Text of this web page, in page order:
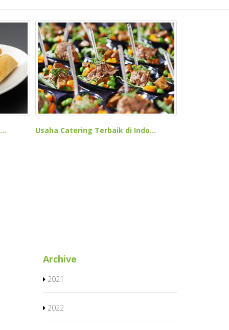
Usaha Catering Terbaik di Indo...
Archive
2021
2022